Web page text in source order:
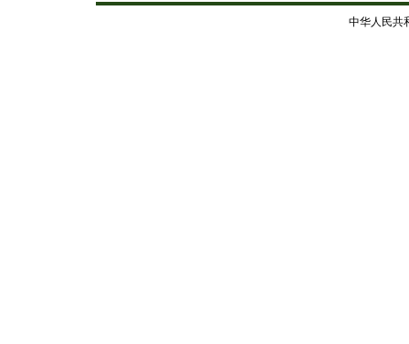
中华人民共